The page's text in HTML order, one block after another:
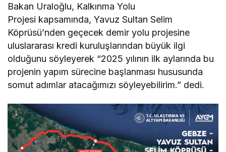
Bakan Uraloğlu, Kalkınma Yolu
Projesi kapsamında, Yavuz Sultan Selim
Köprüsü’nden geçecek demir yolu projesine
uluslararası kredi kuruluşlarından büyük ilgi
olduğunu söyleyerek “2025 yılının ilk aylarında bu
projenin yapım sürecine başlanması hususunda
somut adımlar atacağımızı söyleyebilirim.” dedi.